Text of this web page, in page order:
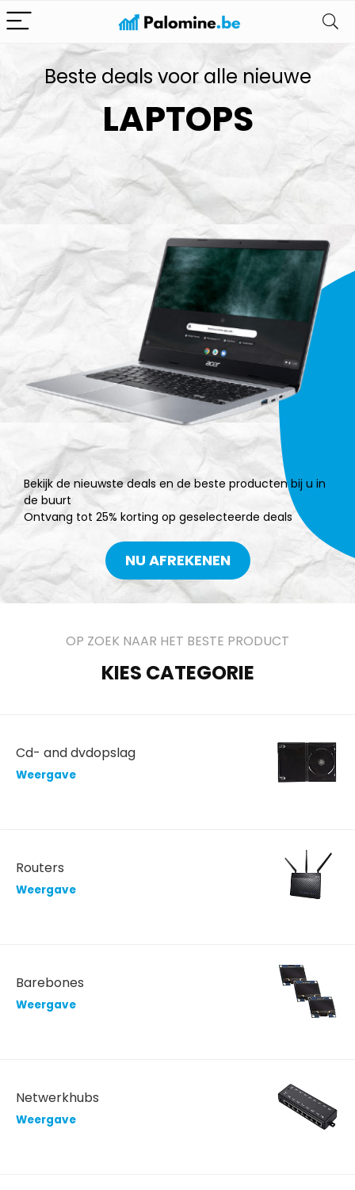
Beste deals voor alle nieuwe
LAPTOPS
Bekijk de nieuwste deals en de beste producten bij u in
de buurt
Ontvang tot 25% korting op geselecteerde deals
NU AFREKENEN
OP ZOEK NAAR HET BESTE PRODUCT
KIES CATEGORIE
Cd- and dvdopslag
Weergave
Routers
Weergave
Barebones
Weergave
Netwerkhubs
Weergave